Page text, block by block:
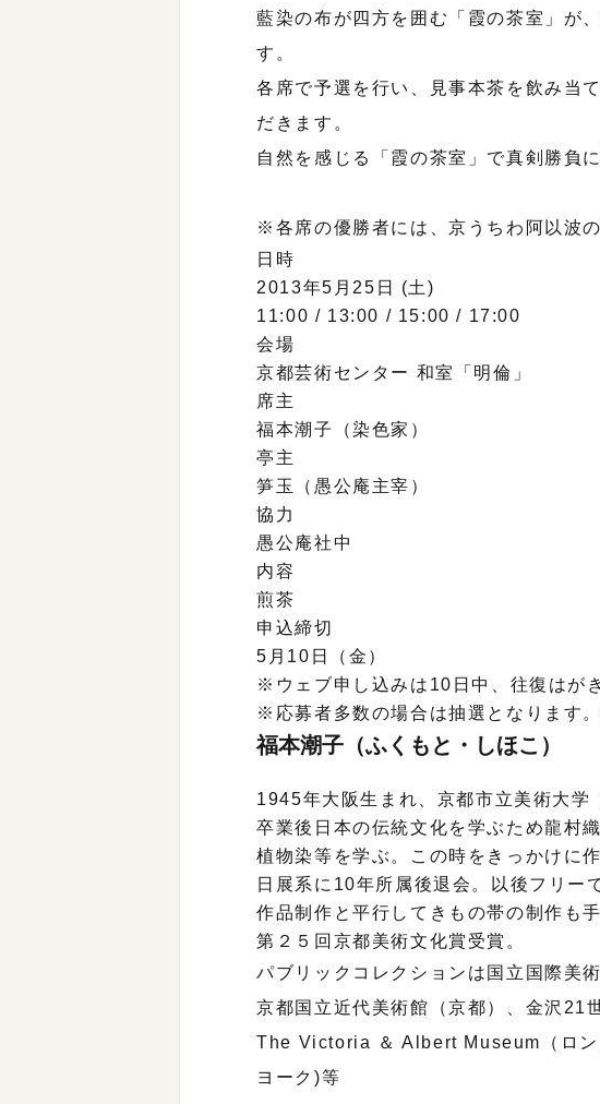
藍染の布が四方を囲む「霞の茶室」が
す。
各席で予選を行い、見事本茶を飲み当
だきます。
自然を感じる「霞の茶室」で真剣勝負
※各席の優勝者には、京うちわ阿以波
日時
2013年5月25日 (土)
11:00 / 13:00 / 15:00 / 17:00
会場
京都芸術センター 和室「明倫」
席主
福本潮子（染色家）
亭主
笋玉（愚公庵主宰）
協力
愚公庵社中
内容
煎茶
申込締切
5月10日（金）
※ウェブ申し込みは10日中、往復はが
※応募者多数の場合は抽選となります
福本潮子（ふくもと・しほこ）
1945年大阪生まれ、京都市立美術大学
卒業後日本の伝統文化を学ぶため龍村
植物染等を学ぶ。この時をきっかけに
日展系に10年所属後退会。以後フリー
作品制作と平行してきもの帯の制作も手
第２５回京都美術文化賞受賞。
パブリックコレクションは国立国際美
京都国立近代美術館（京都）、金沢21
The Victoria ＆ Albert Museum（ロ
ヨーク)等